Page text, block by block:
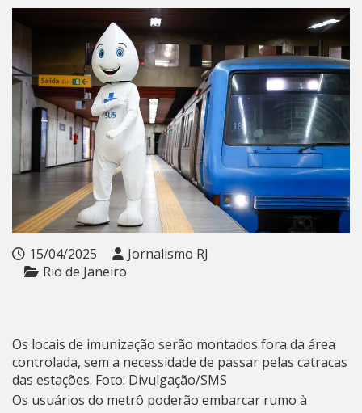
15/04/2025
Jornalismo RJ
Rio de Janeiro
Os locais de imunização serão montados fora da área
controlada, sem a necessidade de passar pelas catracas
das estações. Foto: Divulgação/SMS
Os usuários do metrô poderão embarcar rumo à